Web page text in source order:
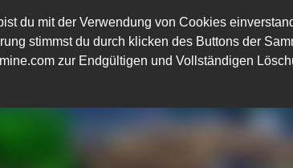
du mit der Verwendung von Cookies
stimmst du durch klicken des Buttons der
zur Endgültigen und Vollständigen